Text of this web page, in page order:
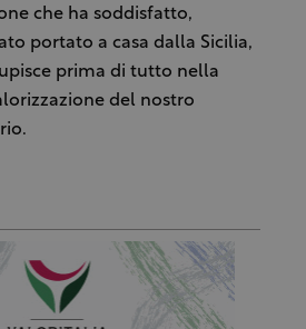
che ha soddisfatto,
portato a casa dalla Sicilia,
prima di tutto nella
del nostro